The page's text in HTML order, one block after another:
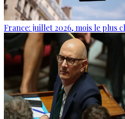
France: juillet 2026, mois le plus